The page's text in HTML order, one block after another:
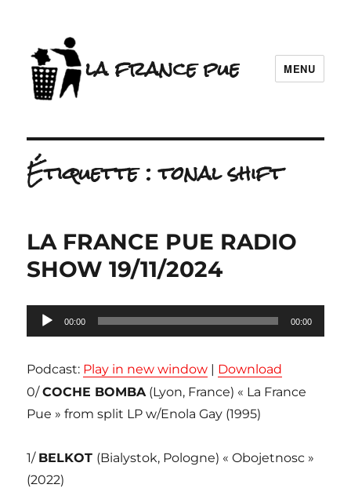
la france pue MENU
Étiquette :tonal shift
LA FRANCE PUE RADIO
SHOW 19/11/2024
Lecteur
audio
00:00 00:00
Podcast: Play in new window | Download
0/COCHE BOMBA(Lyon, France) « La France
Pue » from split LP w/Enola Gay (1995)
1/ BELKOT (Bialystok, Pologne) « Obojetnosc »
(2022)